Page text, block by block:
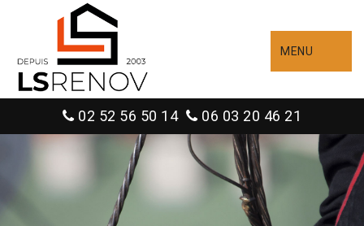
MENU
02 52 56 50 14 06 03 20 46 21